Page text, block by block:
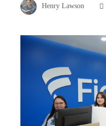
Henry Lawson